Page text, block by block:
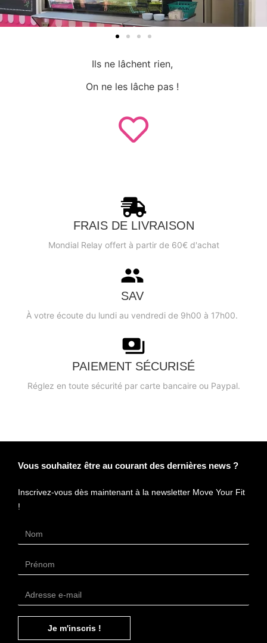
Ils ne lâchent rien,
On ne les lâche pas !
FRAIS DE LIVRAISON
Mondial Relay offert à partir de 60€ d'achat
SAV
À votre écoute du lundi au vendredi de 9h00 à 17h00.
PAIEMENT SÉCURISÉ
Réglez en toute sécurité par carte bancaire ou Paypal.
Vous souhaitez être au courant des dernières news ?
Inscrivez-vous dès maintenant à la newsletter Move Your Fit
!
Je m'inscris !